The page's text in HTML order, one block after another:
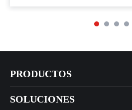
PRODUCTOS
SOLUCIONES